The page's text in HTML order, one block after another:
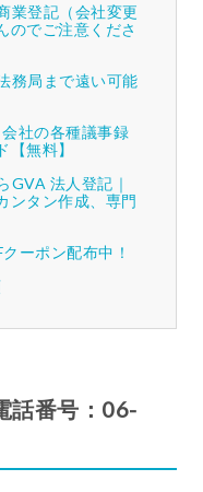
業登記（会社変更
のでご注意くださ
務局まで遠い可能
社の各種議事録
無料】
GVA 法人登記｜
ンタン作成、専門
ーポン配布中！
話番号：06-